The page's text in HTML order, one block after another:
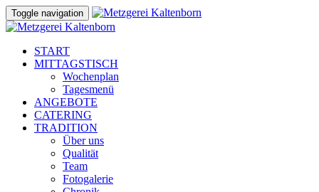
Toggle navigation
START
MITTAGSTISCH
Wochenplan
Tagesmenü
ANGEBOTE
CATERING
TRADITION
Über uns
Qualität
Team
Fotogalerie